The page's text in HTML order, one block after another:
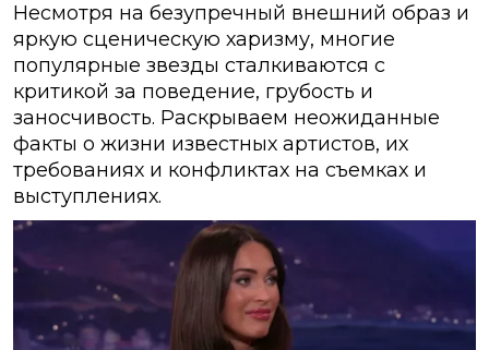
Несмотря на безупречный внешний образ и
яркую сценическую харизму, многие
популярные звезды сталкиваются с
критикой за поведение, грубость и
заносчивость. Раскрываем неожиданные
факты о жизни известных артистов, их
требованиях и конфликтах на съемках и
выступлениях.